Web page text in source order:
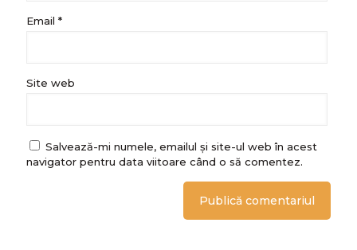
Email *
Site web
Salvează-mi numele, emailul și site-ul web în acest
navigator pentru data viitoare când o să comentez.